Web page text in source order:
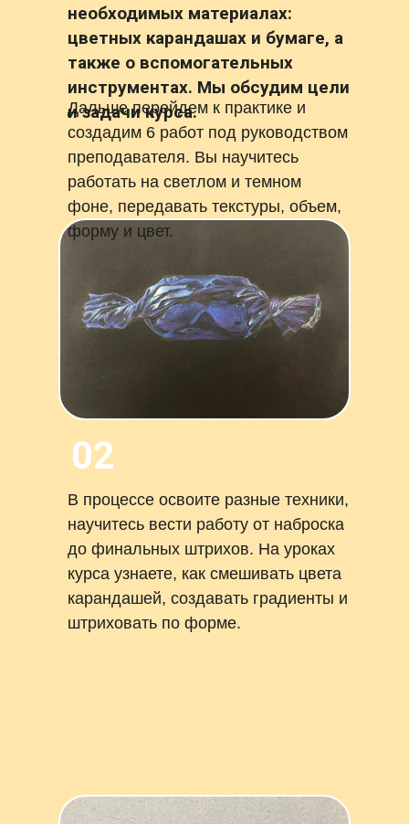
необходимых материалах:
цветных карандашах и бумаге, а
также о вспомогательных
инструментах. Мы обсудим цели
и задачи курса.
В процессе освоите разные техники,
научитесь вести работу от наброска
до финальных штрихов. На уроках
курса узнаете, как смешивать цвета
карандашей, создавать градиенты и
штриховать по форме.
02
Дальше перейдем к практике и
создадим 6 работ под руководством
преподавателя. Вы научитесь
работать на светлом и темном
фоне, передавать текстуры, объем,
форму и цвет.